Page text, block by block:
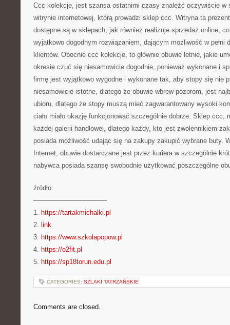
Ccc kolekcje, jest szansa ostatnimi czasy znaleźć oczywiście w
witrynie internetowej, którą prowadzi sklep ccc. Witryna ta
dostępne są w sklepach, jak również realizuje sprzedaż online,
wyjątkowo dogodnym rozwiązaniem, dającym możliwość w pełni
klientów. Obecnie ccc kolekcje, to głównie obuwie letnie, jakie
okresie czuć się niesamowicie dogodnie, ponieważ wykonane i
firmę jest wyjątkowo wygodne i wykonane tak, aby stopy się nie
niesamowicie istotne, dlatego że obuwie wbrew pozorom, jest
ubioru, dlatego że stopy muszą mieć zagwarantowany wysoki
ciało miało okazję funkcjonować szczególnie dobrze. Sklep ccc,
każdej galerii handlowej, dlatego każdy, kto jest zwolennikiem
posiada możliwość udając się na zakupy zakupić wybrane buty.
Internet, obuwie dostarczane jest przez kuriera w szczególnie
nabywca posiada szansę swobodnie użytkować poszczególne
źródło:
———————————
1. https://tartakmichalki.pl
2. link
3. https://www.szkolapopow.pl
4. https://o2fit.pl
5. https://sp18torun.edu.pl
CATEGORIES: SZLAKI TATRZAŃSKIE
Comments are closed.